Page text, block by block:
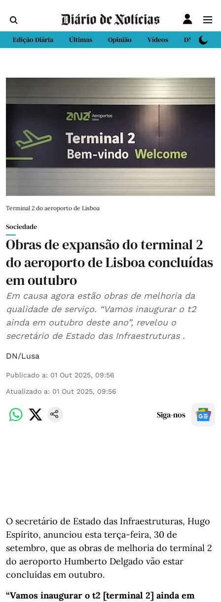
Edição Diária Últimas Opinião Vídeos DN Sport
Terminal 2 do aeroporto de Lisboa
Sociedade
Obras de expansão do terminal 2
do aeroporto de Lisboa concluídas
em outubro
Em causa agora estão obras de melhoria da
qualidade de serviço. “Vamos inaugurar o t2
ainda em outubro deste ano”, revelou o
secretário de Estado das Infraestruturas .
DN/Lusa
Publicado a: 01 Out 2025, 09:56
Atualizado a: 01 Out 2025, 09:56
Siga-nos
O secretário de Estado das Infraestruturas, Hugo
Espírito, anunciou esta terça-feira, 30 de
setembro, que as obras de melhoria do terminal 2
do aeroporto Humberto Delgado vão estar
concluídas em outubro.
“Vamos inaugurar o t2 [terminal 2] ainda em